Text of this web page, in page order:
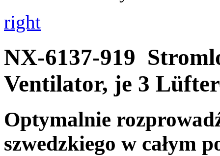
right
NX-6137-919
Ventilator, je 3
Optymalnie
szwedzkiego w całym